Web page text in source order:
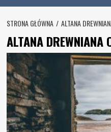
STRONA GŁÓWNA ALTANA
ALTANA DREWNIANA